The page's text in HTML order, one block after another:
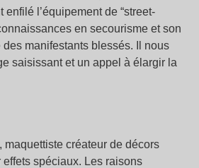
enfilé l’équipement de “street-
en secourisme et son
manifestants blessés. Il nous
saisissant et un appel à élargir la
maquettiste créateur de décors
spéciaux. Les raisons